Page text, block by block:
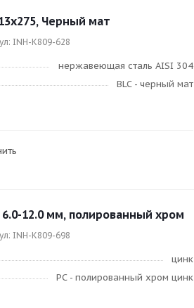
Черный мат
INH-K809-628
нержавеющая сталь AISI 304
BLC - черный мат
12.0 мм, полированный хром
INH-K809-698
цинк
PC - полированный хром цинк